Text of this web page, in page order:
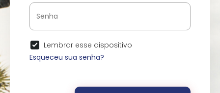
Lembrar esse dispositivo
Esqueceu sua senha?